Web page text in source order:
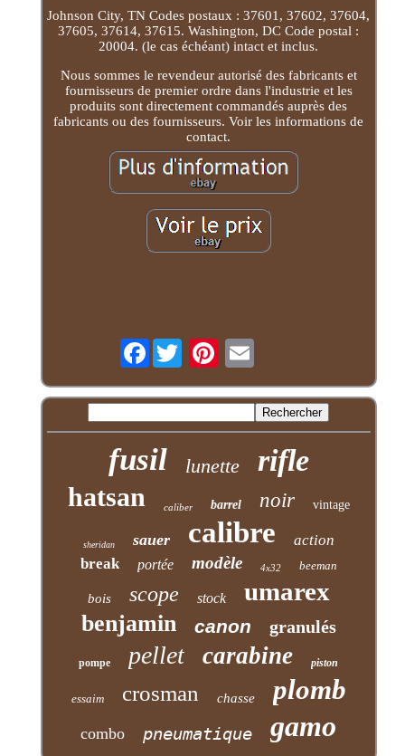
Johnson City, TN Codes postaux : 37601, 37602, 37604,
37605, 37614, 37615. Washington, DC Code postal :
20004. (le cas échéant) intact et inclus.
Nous sommes le revendeur autorisé des fabricants et
fournisseurs de premier ordre dans l'industrie et les
produits sont directement commandés auprès des
fabricants ou des fournisseurs. Voir les informations de
contact.
Facebook
fusil lunette rifle
hatsan caliber barrel noir vintage
sheridan sauer calibre
action
break
portée modèle 4x32 beeman
bois scope stock umarex
benjamin canon granulés
pompe pellet carabine piston
essaim crosman chasse plomb
combo pneumatique gamo